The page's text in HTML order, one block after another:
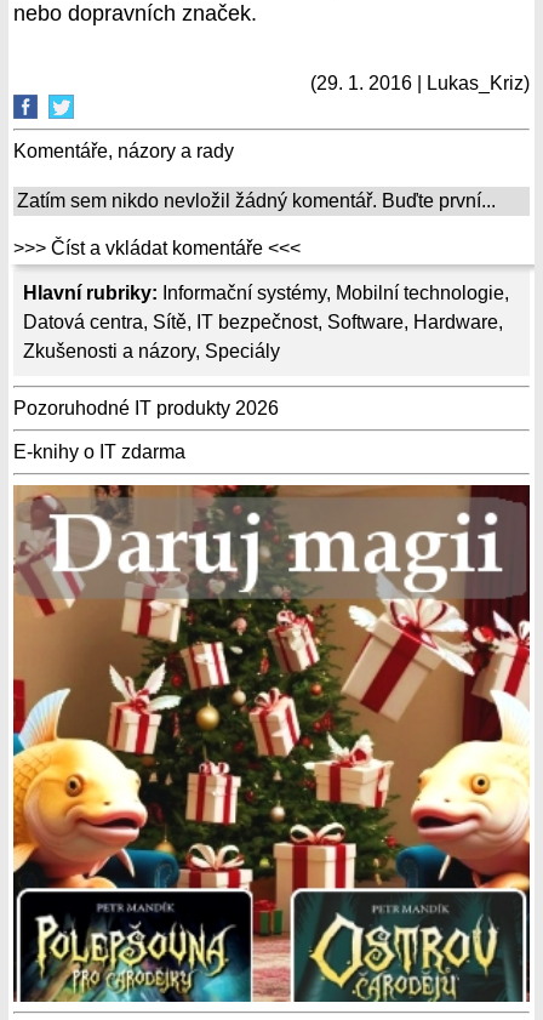
Hlavní rubriky: Informační systémy, Mobilní technologie,
Datová centra, Sítě, IT bezpečnost, Software, Hardware,
Zkušenosti a názory, Speciály
Pozoruhodné IT produkty 2026
E-knihy o IT zdarma
nebo dopravních značek.
(29. 1. 2016 | Lukas_Kriz)
Komentáře, názory a rady
Zatím sem nikdo nevložil žádný komentář. Buďte první...
>>> Číst a vkládat komentáře <<<